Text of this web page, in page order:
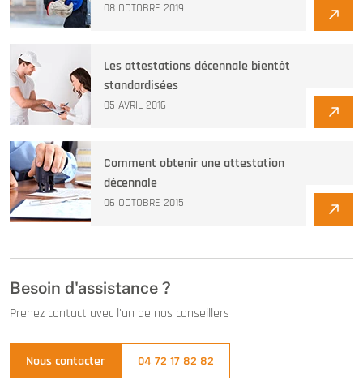
08 OCTOBRE 2019
Les attestations décennale bientôt
standardisées
05 AVRIL 2016
Comment obtenir une attestation
décennale
06 OCTOBRE 2015
Besoin d'assistance ?
Prenez contact avec l'un de nos conseillers
Nous contacter 04 72 17 82 82